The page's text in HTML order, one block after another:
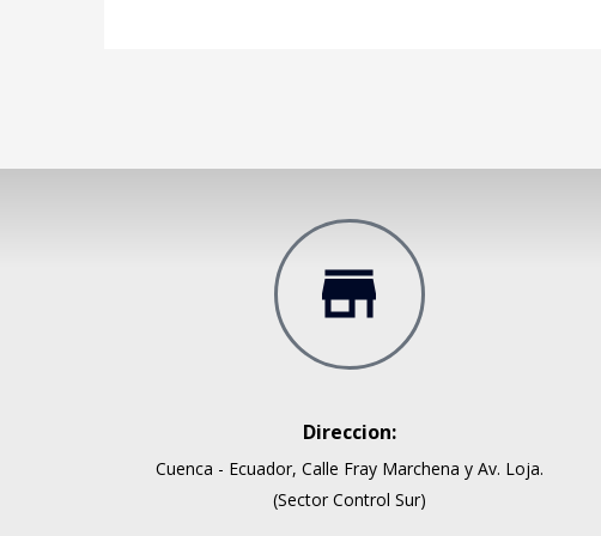
Direccion:
Cuenca - Ecuador, Calle Fray Marchena y Av. Loja.
(Sector Control Sur)